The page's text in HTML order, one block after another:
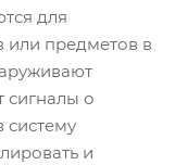
для
или предметов в
сигналы о
систему
и